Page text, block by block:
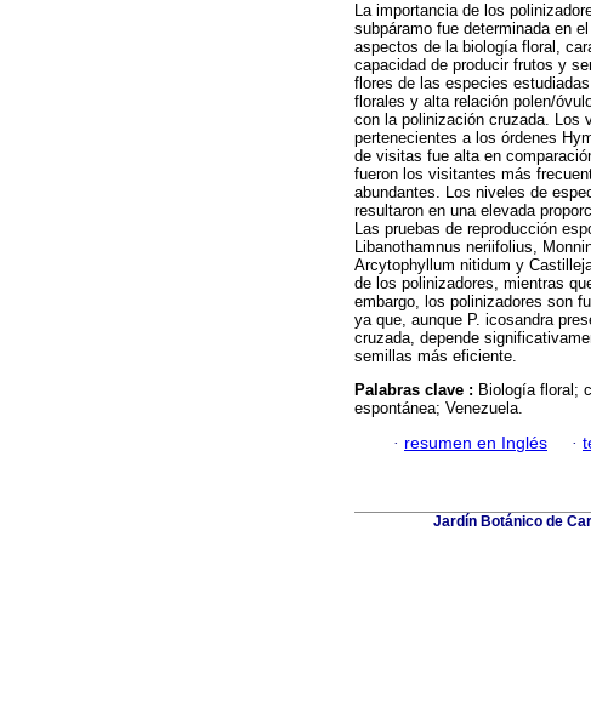
La importancia de los
subpáramo fue determinada en
aspectos de la biología floral,
capacidad de producir frutos y
flores de las especies
florales y alta relación polen/
con la polinización cruzada. Los
pertenecientes a los órdenes
de visitas fue alta en
fueron los visitantes más
abundantes. Los niveles de
resultaron en una elevada
Las pruebas de reproducción
Libanothamnus neriifolius,
Arcytophyllum nitidum y
de los polinizadores, mientras
embargo, los polinizadores son
ya que, aunque P. icosandra
cruzada, depende
semillas más eficiente.
Palabras clave : Biología floral;
espontánea; Venezuela.
· resumen en Inglés ·
Jardín Botánico de